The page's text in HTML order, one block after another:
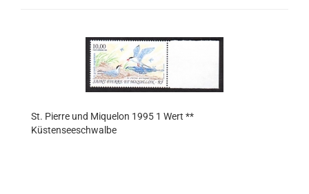
St. Pierre und Miquelon 1995 1 Wert **
Küstenseeschwalbe